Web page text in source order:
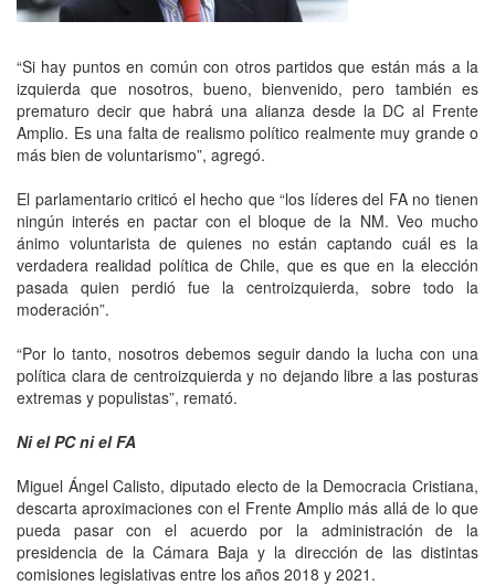
“Si hay puntos en común con otros partidos que están más a la
izquierda que nosotros, bueno, bienvenido, pero también es
prematuro decir que habrá una alianza desde la DC al Frente
Amplio. Es una falta de realismo político realmente muy grande o
más bien de voluntarismo”, agregó.
El parlamentario criticó el hecho que “los líderes del FA no tienen
ningún interés en pactar con el bloque de la NM. Veo mucho
ánimo voluntarista de quienes no están captando cuál es la
verdadera realidad política de Chile, que es que en la elección
pasada quien perdió fue la centroizquierda, sobre todo la
moderación”.
“Por lo tanto, nosotros debemos seguir dando la lucha con una
política clara de centroizquierda y no dejando libre a las posturas
extremas y populistas”, remató.
Ni el PC ni el FA
Miguel Ángel Calisto, diputado electo de la Democracia Cristiana,
descarta aproximaciones con el Frente Amplio más allá de lo que
pueda pasar con el acuerdo por la administración de la
presidencia de la Cámara Baja y la dirección de las distintas
comisiones legislativas entre los años 2018 y 2021.